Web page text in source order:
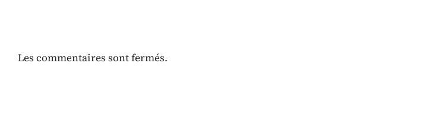
Les commentaires sont fermés.